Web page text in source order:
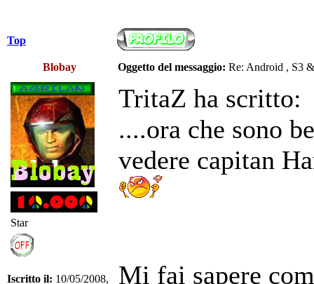
Top
Blobay Oggetto del messaggio: Re: Android , S3
Star
Iscritto il: 10/05/2008,
TritaZ ha scritto:
....ora che sono
vedere capitan
Mi fai sapere